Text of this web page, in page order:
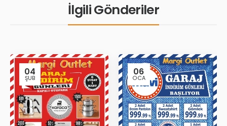
İlgili Gönderiler
04
ŞUB
06
OCA